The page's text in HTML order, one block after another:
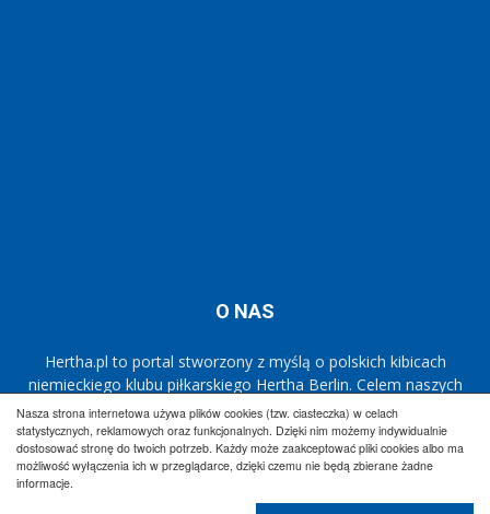
Nasza strona internetowa używa plików cookies (tzw. ciasteczka) w celach
statystycznych, reklamowych oraz funkcjonalnych. Dzięki nim możemy indywidualnie
dostosować stronę do twoich potrzeb. Każdy może zaakceptować pliki cookies albo ma
możliwość wyłączenia ich w przeglądarce, dzięki czemu nie będą zbierane żadne
informacje.
O NAS
Hertha.pl to portal stworzony z myślą o polskich kibicach
niemieckiego klubu piłkarskiego Hertha Berlin. Celem naszych
działań jest popularyzacja klubu w Polsce oraz dostarczanie
najnowszych informacji dotyczących zespołuDie Alte Dame.
Regulamin